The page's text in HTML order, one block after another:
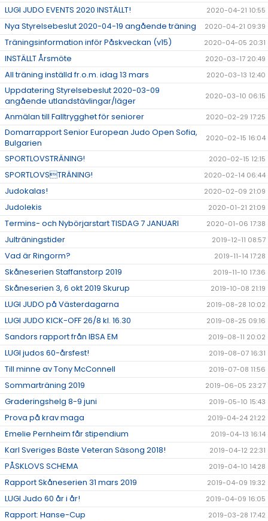
LUGI JUDO EVENTS 2020 INSTÄLLT! 2020-04-21 10:55
Nya Styrelsebeslut 2020-04-19 angående träning 2020-04-21 09:39
Träningsinformation inför Påskveckan (v15) 2020-04-05 20:31
INSTÄLLT Årsmöte 2020-03-17 20:49
All träning inställd fr.o.m. idag 13 mars 2020-03-13 12:40
Uppdatering Styrelsebeslut 2020-03-09
angående utlandstävlingar/läger
2020-03-10 06:15
Anmälan till Falltrygghet för seniorer 2020-02-29 17:25
Domarrapport Senior European Judo Open Sofia,
Bulgarien
2020-02-15 16:04
SPORTLOVSTRÄNING! 2020-02-15 12:15
SPORTLOVSTRÄNING! 2020-02-14 06:44
Judokalas! 2020-02-09 21:09
Judolekis 2020-01-21 21:09
Termins- och Nybörjarstart TISDAG 7 JANUARI 2020-01-06 17:38
Julträningstider 2019-12-11 08:57
Vad är Ringorm? 2019-11-14 17:28
Skåneserien Staffanstorp 2019 2019-11-10 17:36
Skåneserien 3, 6 okt 2019 Skurup 2019-10-08 21:19
LUGI JUDO på Västerdagarna 2019-08-28 10:02
LUGI JUDO KICK-OFF 26/8 kl. 16.30 2019-08-25 09:16
Sandors rapport från IBSA EM 2019-08-11 20:02
LUGI judos 60-årsfest! 2019-08-07 16:31
Till minne av Tony McConnell 2019-07-08 11:56
Sommarträning 2019 2019-06-05 23:27
Graderingshelg 8-9 juni 2019-05-10 15:43
Prova på krav maga 2019-04-24 21:22
Emelie Pernheim får stipendium 2019-04-13 16:14
Karl Sveriges Bäste Veteran Säsong 2018! 2019-04-12 22:31
PÅSKLOVS SCHEMA 2019-04-10 14:28
Rapport Skåneserien 31 mars 2019 2019-04-09 19:32
LUGI Judo 60 år i år! 2019-04-09 16:05
Rapport: Hanse-Cup 2019-03-28 17:42